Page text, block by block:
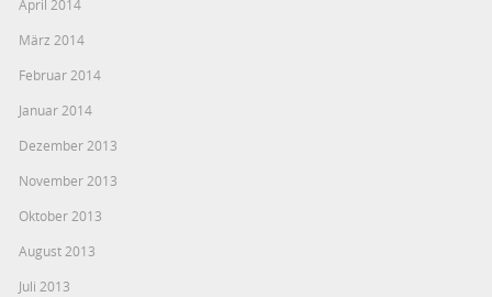
April 2014
März 2014
Februar 2014
Januar 2014
Dezember 2013
November 2013
Oktober 2013
August 2013
Juli 2013